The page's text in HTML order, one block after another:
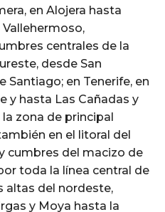
en Alojera hasta
centrales de la
desde San
Santiago; en Tenerife, en
y hasta Las Cañadas y
zona de principal
en el litoral del
cumbres del macizo de
toda la línea central de
altas del nordeste,
y Moya hasta la